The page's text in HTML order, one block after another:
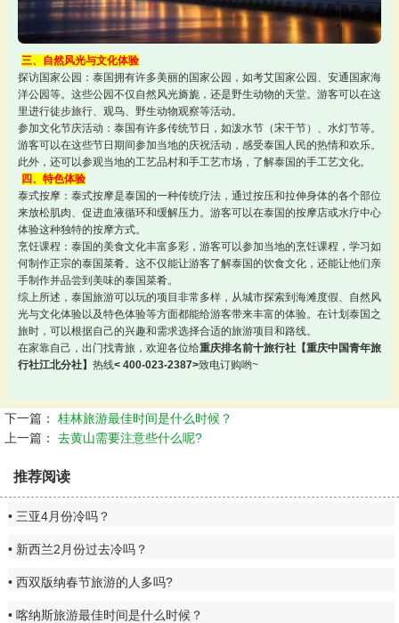
三、自然风光与文化体验
探访国家公园：泰国拥有许多美丽的国家公园，如考艾国家公园、安通国家海
洋公园等。这些公园不仅自然风光旖旎，还是野生动物的天堂。游客可以在这
里进行徒步旅行、观鸟、野生动物观察等活动。
参加文化节庆活动：泰国有许多传统节日，如泼水节（宋干节）、水灯节等。
游客可以在这些节日期间参加当地的庆祝活动，感受泰国人民的热情和欢乐。
此外，还可以参观当地的工艺品村和手工艺市场，了解泰国的手工艺文化。
四、特色体验
泰式按摩：泰式按摩是泰国的一种传统疗法，通过按压和拉伸身体的各个部位
来放松肌肉、促进血液循环和缓解压力。游客可以在泰国的按摩店或水疗中心
体验这种独特的按摩方式。
烹饪课程：泰国的美食文化丰富多彩，游客可以参加当地的烹饪课程，学习如
何制作正宗的泰国菜肴。这不仅能让游客了解泰国的饮食文化，还能让他们亲
手制作并品尝到美味的泰国菜肴。
综上所述，泰国旅游可以玩的项目非常多样，从城市探索到海滩度假、自然风
光与文化体验以及特色体验等方面都能给游客带来丰富的体验。在计划泰国之
旅时，可以根据自己的兴趣和需求选择合适的旅游项目和路线。
在家靠自己，出门找青旅，欢迎各位给重庆排名前十旅行社【重庆中国青年旅
行社江北分社】 热线< 400-023-2387>致电订购哟~
下一篇： 桂林旅游最佳时间是什么时候？
上一篇： 去黄山需要注意些什么呢?
推荐阅读
三亚4月份冷吗？
新西兰2月份过去冷吗？
西双版纳春节旅游的人多吗?
喀纳斯旅游最佳时间是什么时候？